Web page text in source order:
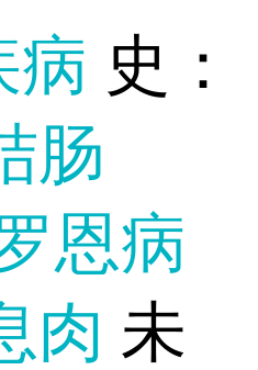
病 史：
肠
恩病
肉 未